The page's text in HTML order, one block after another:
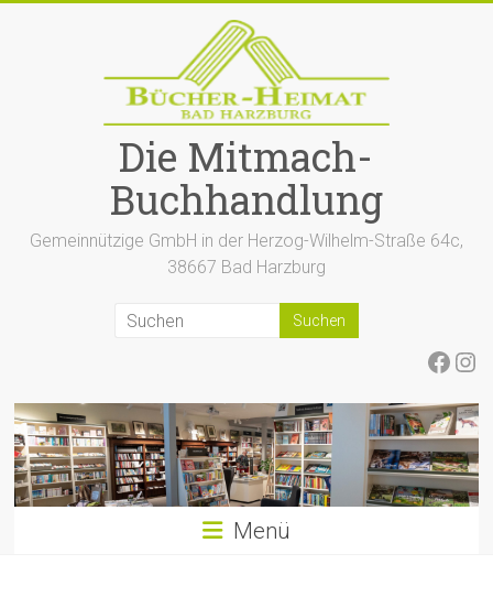
Die Mitmach-
Buchhandlung
Gemeinnützige GmbH in der Herzog-Wilhelm-Straße 64c,
38667 Bad Harzburg
Menü